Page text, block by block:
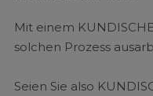
Mit einem
solchen Prozess
Seien Sie also